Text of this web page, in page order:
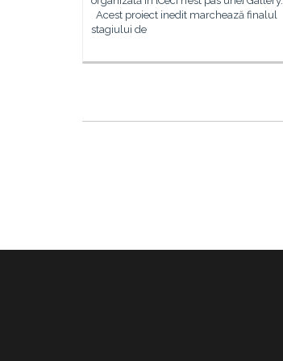
Acest proiect inedit marchează finalul
stagiului de